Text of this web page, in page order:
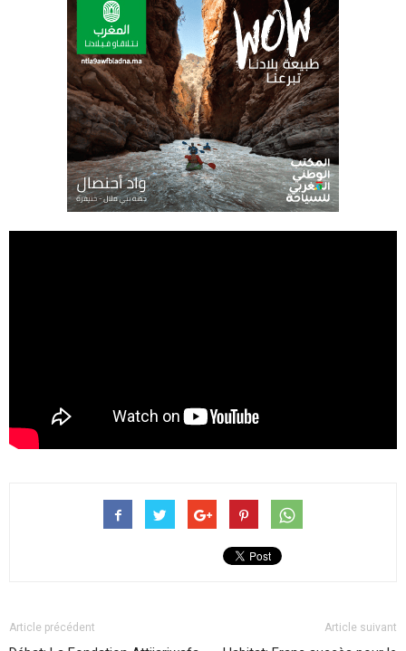
Article précédent Article suivant